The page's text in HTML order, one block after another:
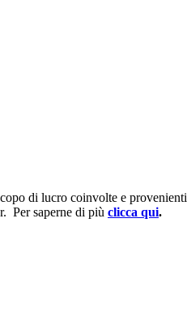
di lucro coinvolte e
Per saperne di più clicca qui.